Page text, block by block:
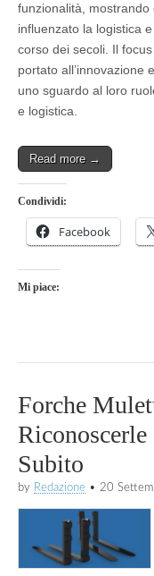
funzionalità,
influenzato la logistica
corso dei secoli. Il
portato all’innovazione
uno sguardo al loro
e logistica.
Read more →
Condividi:
Facebook
Mi piace:
Forche
Subito
by Redazione • 20